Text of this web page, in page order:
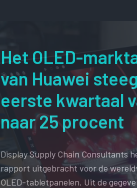
Het OLED-
van Huawei
eerste kwartaal
naar 25 procent
Display Supply Chain Consultants
rapport uitgebracht voor de
OLED-tabletpanelen. Uit de